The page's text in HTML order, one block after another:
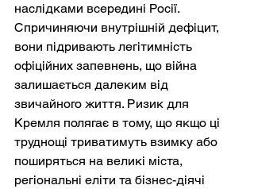
наслідками всередині Росії.
Спричиняючи внутрішній дефіцит,
вони підривають легітимність
офіційних запевнень, що війна
залишається далеким від
звичайного життя. Ризик для
Кремля полягає в тому, що якщо ці
труднощі триватимуть взимку або
поширяться на великі міста,
регіональні еліти та бізнес-діячі